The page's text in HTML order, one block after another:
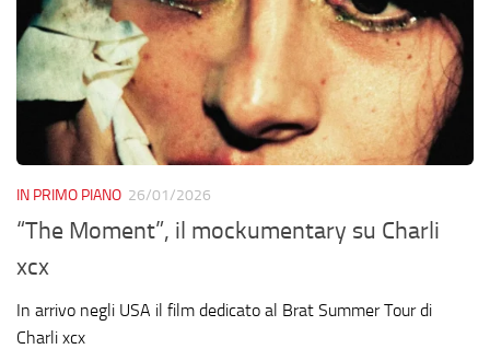
IN PRIMO PIANO 26/01/2026
“The Moment”, il mockumentary su Charli
xcx
In arrivo negli USA il film dedicato al Brat Summer Tour di
Charli xcx